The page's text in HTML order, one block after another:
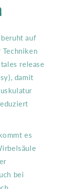
auf
release
damit
es
bei